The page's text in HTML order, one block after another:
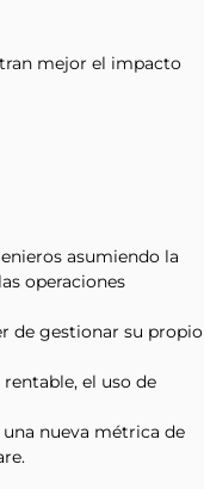
mejor el impacto
asumiendo la
operaciones
de gestionar su propio
el uso de
nueva métrica de